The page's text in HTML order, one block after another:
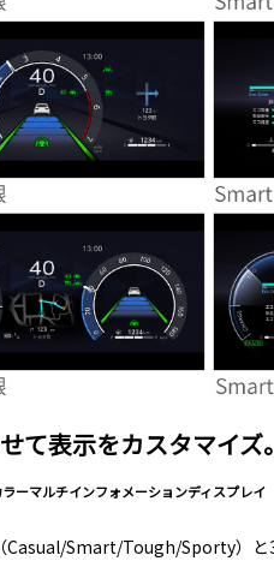
て表示をカスタマイズ
ーマルチインフォメーションディスプレイ
Casual/Smart/Tough/Sporty）と